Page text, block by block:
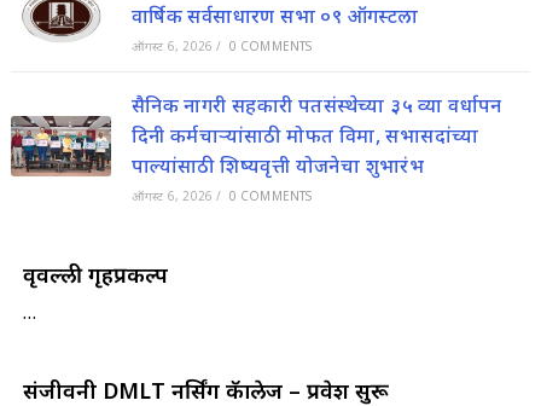
वार्षिक सर्वसाधारण सभा ०९ ऑगस्टला
ऑगस्ट 6, 2026 / 0 COMMENTS
सैनिक नागरी सहकारी पतसंस्थेच्या ३५ व्या वर्धापन
दिनी कर्मचाऱ्यांसाठी मोफत विमा, सभासदांच्या
पाल्यांसाठी शिष्यवृत्ती योजनेचा शुभारंभ
ऑगस्ट 6, 2026 / 0 COMMENTS
वृक्षवल्ली गृहप्रकल्प
…
संजीवनी DMLT नर्सिंग कॅालेज – प्रवेश सुरू